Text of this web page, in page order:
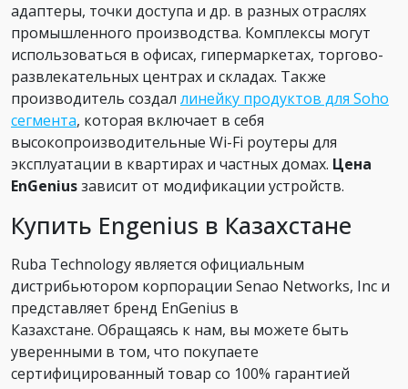
адаптеры, точки доступа и др. в разных отраслях
промышленного производства. Комплексы могут
использоваться в офисах, гипермаркетах, торгово-
развлекательных центрах и складах. Также
производитель создал линейку продуктов для Soho
сегмента, которая включает в себя
высокопроизводительные Wi-Fi роутеры для
эксплуатации в квартирах и частных домах. Цена
EnGeniusзависит от модификации устройств.
Купить Engenius в Казахстане
Ruba Technology является официальным
дистрибьютором корпорации Senao Networks, Inc и
представляет бренд EnGenius в
Казахстане. Обращаясь к нам, вы можете быть
уверенными в том, что покупаете
сертифицированный товар со 100% гарантией